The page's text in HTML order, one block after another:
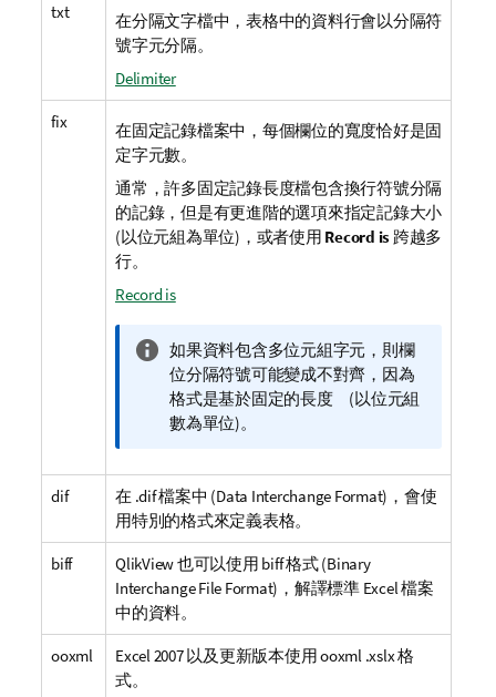
txt
在分隔文字檔中，表格中的資料行會以分隔符
號字元分隔。
Delimiter
fix
在固定記錄檔案中，每個欄位的寬度恰好是固
定字元數。
通常，許多固定記錄長度檔包含換行符號分隔
的記錄，但是有更進階的選項來指定記錄大小
(以位元組為單位)，或者使用 Record is 跨越多
行。
Record is
資
訊
備
註
如果資料包含多位元組字元，則欄
位分隔符號可能變成不對齊，因為
格式是基於固定的長度 (以位元組
數為單位)。
dif 在 .dif檔案中 (Data Interchange Format)，會使
用特別的格式來定義表格。
biff QlikView也可以使用 biff格式 (Binary
Interchange File Format)，解譯標準 Excel檔案
中的資料。
ooxml Excel 2007以及更新版本使用ooxml .xslx格
式。